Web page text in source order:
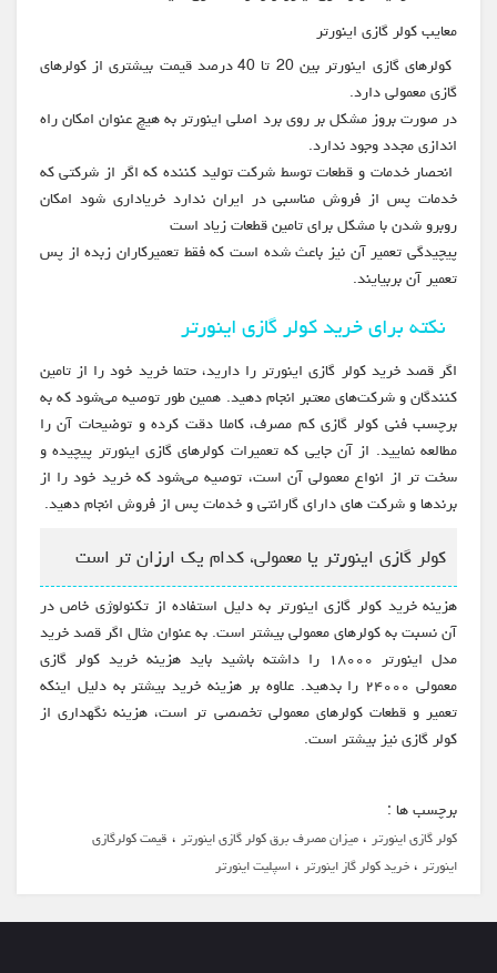
معایب کولر گازی اینورتر
کولرهای گازی اینورتر بین 20 تا 40 درصد قیمت بیشتری از کولرهای
گازی معمولی دارد.
در صورت بروز مشکل بر روی برد اصلی اینورتر به هیچ عنوان امکان راه
اندازی مجدد وجود ندارد.
انحصار خدمات و قطعات توسط شرکت تولید کننده که اگر از شرکتی که
خدمات پس از فروش مناسبی در ایران ندارد خریاداری شود امکان
روبرو شدن با مشکل برای تامین قطعات زیاد است
پیچیدگی تعمیر آن نیز باعث شده است که فقط تعمیرکاران زبده از پس
تعمیر آن بربیایند.
نکته برای خرید کولر گازی اینورتر
اگر قصد خرید کولر گازی اینورتر را دارید، حتما خرید خود را از تامین
کنندگان و شرکت‌های معتبر انجام دهید. همین طور توصیه می‌شود که به
برچسب فنی کولر گازی کم مصرف، کاملا دقت کرده و توضیحات آن را
مطالعه نمایید. از آن جایی که تعمیرات کولرهای گازی اینورتر پیچیده و
سخت تر از انواع معمولی آن است، توصیه می‌شود که خرید خود را از
برندها و شرکت های دارای گارانتی و خدمات پس از فروش انجام دهید.
کولر گازی اینورتر یا معمولی، کدام یک ارزان تر است
هزینه خرید کولر گازی اینورتر به دلیل استفاده از تکنولوژی خاص در
آن نسبت به کولرهای معمولی بیشتر است. به عنوان مثال اگر قصد خرید
مدل اینورتر ۱۸۰۰۰ را داشته باشید باید هزینه خرید کولر گازی
معمولی ۲۴۰۰۰ را بدهید. علاوه بر هزینه خرید بیشتر به دلیل اینکه
تعمیر و قطعات کولرهای معمولی تخصصی تر است، هزینه نگهداری از
کولر گازی نیز بیشتر است.
برچسب ها :
کولر گازی اینورتر،میزان مصرف برق کولر گازی اینورتر، قیمت کولرگازی
اینورتر،خرید کولر گاز اینورتر،اسپلیت اینورتر